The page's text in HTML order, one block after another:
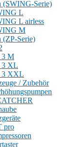
(SWING-Serie)
L
L airless
M
(ZP-Serie)
3 M
3 XL
3 XXL
/ Zubehör
pro